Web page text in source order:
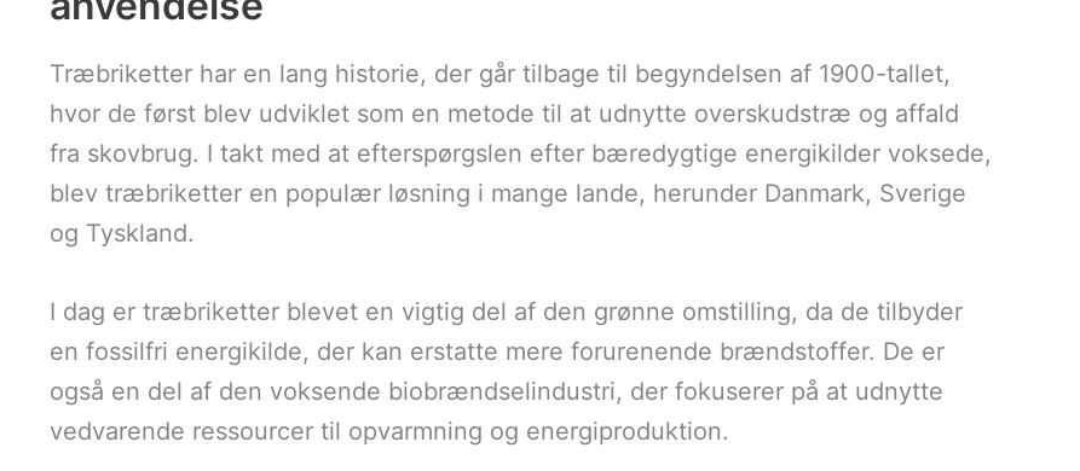
Træbriketter har en lang historie, der går tilbage til begyndelsen af 1900-tallet,
hvor de først blev udviklet som en metode til at udnytte overskudstræ og affald
fra skovbrug. I takt med at efterspørgslen efter bæredygtige energikilder voksede,
blev træbriketter en populær løsning i mange lande, herunder Danmark, Sverige
og Tyskland.
I dag er træbriketter blevet en vigtig del af den grønne omstilling, da de tilbyder
en fossilfri energikilde, der kan erstatte mere forurenende brændstoffer. De er
også en del af den voksende biobrændselindustri, der fokuserer på at udnytte
vedvarende ressourcer til opvarmning og energiproduktion.